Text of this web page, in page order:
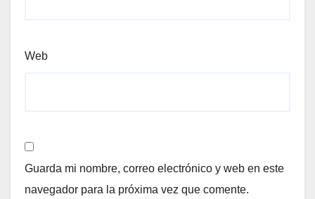
Web
Guarda mi nombre, correo electrónico y web en este
navegador para la próxima vez que comente.